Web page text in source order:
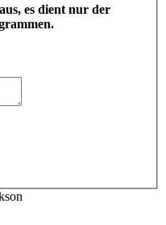
es dient nur der